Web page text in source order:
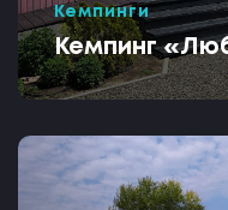
Кемпинги
Кемпинг